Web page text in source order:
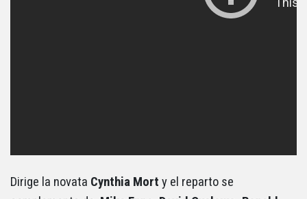
Dirige la novata Cynthia Mort y el reparto se